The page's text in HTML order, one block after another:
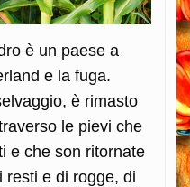
è un paese a
e la fuga.
è rimasto
le pievi che
e che son ritornate
resti e di rogge, di